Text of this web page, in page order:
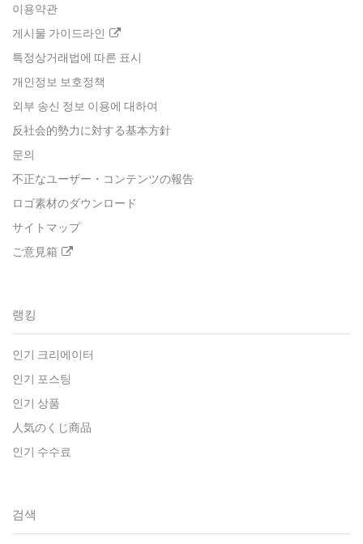
이용약관
게시물 가이드라인
특정상거래법에 따른 표시
개인정보 보호정책
외부 송신 정보 이용에 대하여
反社会的勢力に対する基本方針
문의
不正なユーザー・コンテンツの報告
ロゴ素材のダウンロード
サイトマップ
ご意見箱
랭킹
인기 크리에이터
인기 포스팅
인기 상품
人気のくじ商品
인기 수수료
검색